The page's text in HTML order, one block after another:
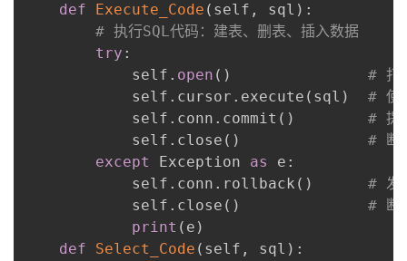
def
Execute_Code ( self , sql ) :
# 执行SQL代码：建表、删表、插入数据
try :
            self
. open ( )
# 打
            self
. cursor . execute ( sql )
# 使
            self
. conn . commit ( )
# 提
            self
. close ( )
# 断
except
Exception as e :
            self
. conn . rollback ( )
# 发
            self
. close ( )
# 断
print ( e )
def
Select_Code ( self , sql ) :